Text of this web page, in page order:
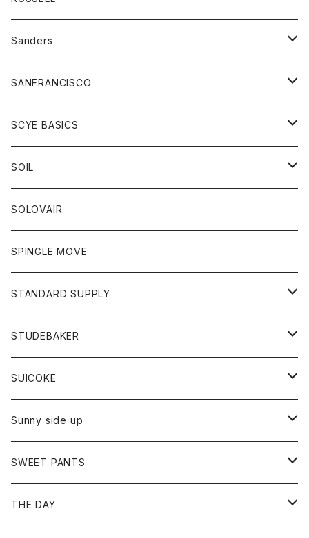
ニット
ベスト
ボトム
ワンピース
ペインターパンツ
帽子
アウター
コート
パーカー
スカート
Tシャツ
トップス
Tシャツ
トレーナー
ボトム
ショートパンツ
スカート
レディース
スカート
Tシャツ
アクセサリー
バック
Sanders
グッズ
靴
SANFRANCISCO
アウター
カーディガン
コート
グッズ
ネクタイ
グローブ
アクセサリー
トップス
カットソー
カーディガン
ボトム
ショートパンツ
パンツ
レディース
カットソー
カーディガン
SCYE BASICS
ボトム
ジーンズ
チノパン
トップス
ポロシャツ
ベスト
靴
SOIL
靴
ワンピース
トップス
カットソー
ボトム
パンツ
オーバーオール
SOLOVAIR
SPINGLE MOVE
STANDARD SUPPLY
財布
バッグ
STUDEBAKER
アクセサリー
ブレスレット
リング
SUICOKE
ブーツ
サンダル
Sunny side up
アウター
Ｇジャン
ボトム
SWEET PANTS
ボトム
THE DAY